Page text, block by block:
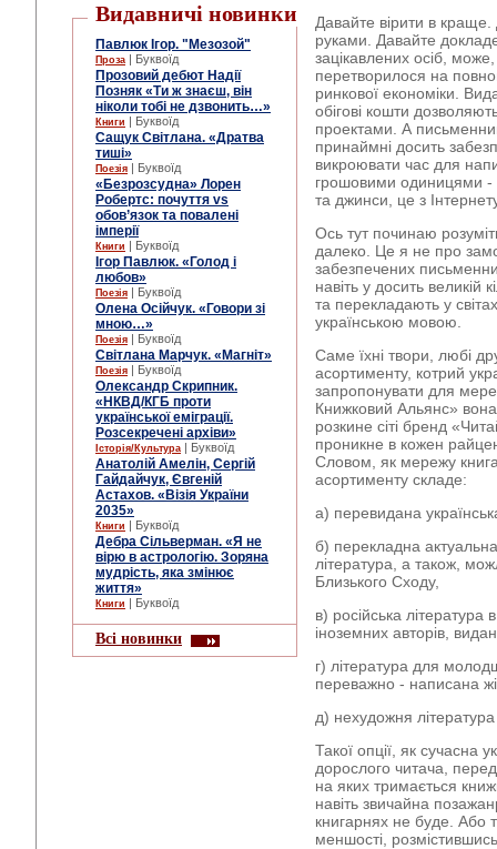
Видавничі новинки
Павлюк Ігор. "Мезозой"
Проза | Буквоїд
Прозовий дебют Надії
Позняк «Ти ж знаєш, він
ніколи тобі не дзвонить…»
Книги | Буквоїд
Сащук Світлана. «Дратва
тиші»
Поезія | Буквоїд
«Безрозсудна» Лорен
Робертс: почуття vs
обов’язок та повалені
імперії
Книги | Буквоїд
Ігор Павлюк. «Голод і
любов»
Поезія | Буквоїд
Олена Осійчук. «Говори зі
мною…»
Поезія | Буквоїд
Світлана Марчук. «Магніт»
Поезія | Буквоїд
Олександр Скрипник.
«НКВД/КГБ проти
української еміграції.
Розсекречені архіви»
Історія/Культура | Буквоїд
Анатолій Амелін, Сергій
Гайдайчук, Євгеній
Астахов. «Візія України
2035»
Книги | Буквоїд
Дебра Сільверман. «Я не
вірю в астрологію. Зоряна
мудрість, яка змінює
життя»
Книги | Буквоїд
Всі новинки
Давайте вірити в
руками. Давайте
зацікавлених осіб,
перетворилося на
ринкової економіки.
обігові кошти
проектами. А
принаймні досить
викроювати час для
грошовими одиницями -
та джинси, це з
Ось тут починаю
далеко. Це я не про
забезпечених
навіть у досить великій
та перекладають у
українською мовою.
Саме їхні твори, любі
асортименту, котрий
запропонувати для
Книжковий Альянс»
розкине сіті бренд
проникне в кожен
Словом, як мережу
асортименту складе:
а) перевидана
б) перекладна
література, а також,
Близького Сходу,
в) російська література
іноземних авторів,
г) література для
переважно - написана
д) нехудожня література
Такої опції, як сучасна
дорослого читача,
на яких тримається
навіть звичайна
книгарнях не буде. Або
меншості,